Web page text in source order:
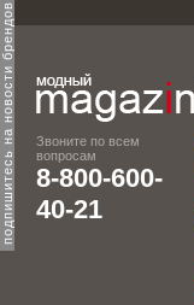
подпишитесь на новости брендов
Звоните по всем
вопросам
8-800-600-
40-21